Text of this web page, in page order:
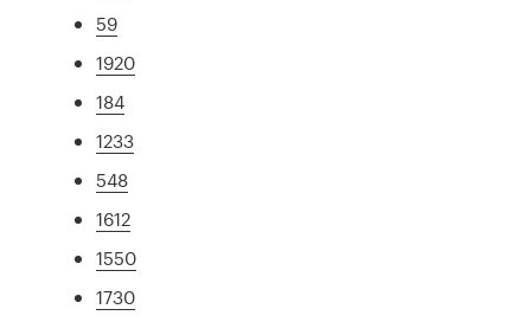
59
1920
184
1233
548
1612
1550
1730